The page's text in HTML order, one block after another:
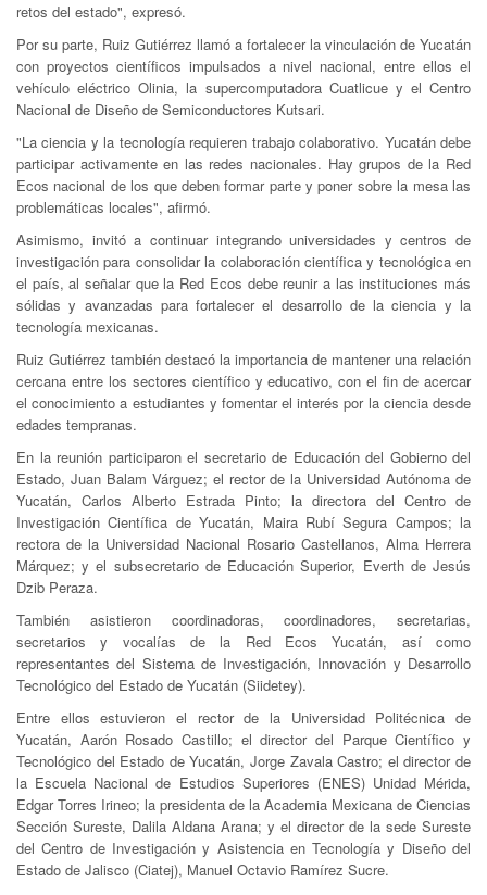
retos del estado", expresó.
Por su parte, Ruiz Gutiérrez llamó a fortalecer la vinculación de Yucatán
con proyectos científicos impulsados a nivel nacional, entre ellos el
vehículo eléctrico Olinia, la supercomputadora Cuatlicue y el Centro
Nacional de Diseño de Semiconductores Kutsari.
"La ciencia y la tecnología requieren trabajo colaborativo. Yucatán debe
participar activamente en las redes nacionales. Hay grupos de la Red
Ecos nacional de los que deben formar parte y poner sobre la mesa las
problemáticas locales", afirmó.
Asimismo, invitó a continuar integrando universidades y centros de
investigación para consolidar la colaboración científica y tecnológica en
el país, al señalar que la Red Ecos debe reunir a las instituciones más
sólidas y avanzadas para fortalecer el desarrollo de la ciencia y la
tecnología mexicanas.
Ruiz Gutiérrez también destacó la importancia de mantener una relación
cercana entre los sectores científico y educativo, con el fin de acercar
el conocimiento a estudiantes y fomentar el interés por la ciencia desde
edades tempranas.
En la reunión participaron el secretario de Educación del Gobierno del
Estado, Juan Balam Várguez; el rector de la Universidad Autónoma de
Yucatán, Carlos Alberto Estrada Pinto; la directora del Centro de
Investigación Científica de Yucatán, Maira Rubí Segura Campos; la
rectora de la Universidad Nacional Rosario Castellanos, Alma Herrera
Márquez; y el subsecretario de Educación Superior, Everth de Jesús
Dzib Peraza.
También asistieron coordinadoras, coordinadores, secretarias,
secretarios y vocalías de la Red Ecos Yucatán, así como
representantes del Sistema de Investigación, Innovación y Desarrollo
Tecnológico del Estado de Yucatán (Siidetey).
Entre ellos estuvieron el rector de la Universidad Politécnica de
Yucatán, Aarón Rosado Castillo; el director del Parque Científico y
Tecnológico del Estado de Yucatán, Jorge Zavala Castro; el director de
la Escuela Nacional de Estudios Superiores (ENES) Unidad Mérida,
Edgar Torres Irineo; la presidenta de la Academia Mexicana de Ciencias
Sección Sureste, Dalila Aldana Arana; y el director de la sede Sureste
del Centro de Investigación y Asistencia en Tecnología y Diseño del
Estado de Jalisco (Ciatej), Manuel Octavio Ramírez Sucre.